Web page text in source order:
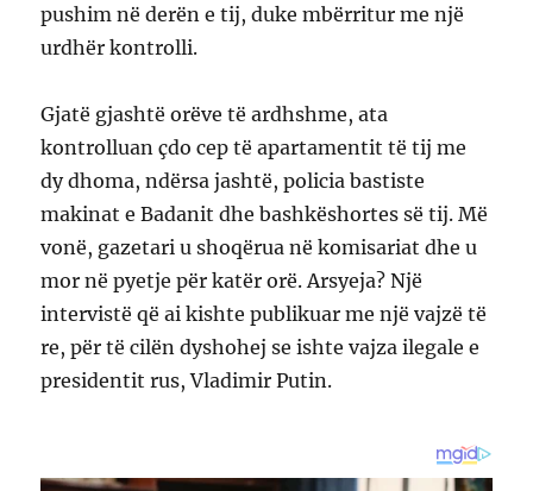
pushim në derën e tij, duke mbërritur me një
urdhër kontrolli.
Gjatë gjashtë orëve të ardhshme, ata
kontrolluan çdo cep të apartamentit të tij me
dy dhoma, ndërsa jashtë, policia bastiste
makinat e Badanit dhe bashkëshortes së tij. Më
vonë, gazetari u shoqërua në komisariat dhe u
mor në pyetje për katër orë. Arsyeja? Një
intervistë që ai kishte publikuar me një vajzë të
re, për të cilën dyshohej se ishte vajza ilegale e
presidentit rus, Vladimir Putin.